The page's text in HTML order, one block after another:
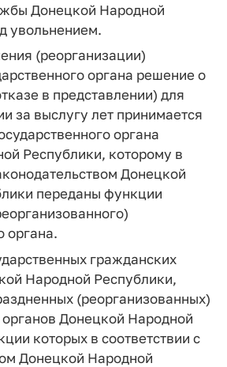
Донецкой Народной
увольнением.
(реорганизации)
органа решение о
в представлении) для
за выслугу лет принимается
органа
Республики, которому в
Донецкой
переданы функции
органа.
гражданских
Народной Республики,
(реорганизованных)
органов Донецкой Народной
которых в соответствии с
Донецкой Народной